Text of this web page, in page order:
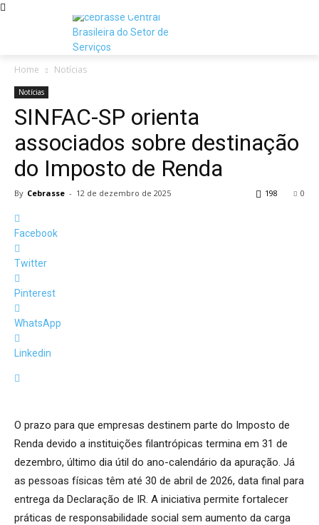
Home Notícias
Notícias
SINFAC-SP orienta
associados sobre destinação
do Imposto de Renda
By Cebrasse - 12 de dezembro de 2025 0
198
Facebook
Twitter
Pinterest
WhatsApp
Linkedin
O prazo para que empresas destinem parte do Imposto de
Renda devido a instituições filantrópicas termina em 31 de
dezembro, último dia útil do ano-calendário da apuração. Já
as pessoas físicas têm até 30 de abril de 2026, data final para
entrega da Declaração de IR. A iniciativa permite fortalecer
práticas de responsabilidade social sem aumento da carga